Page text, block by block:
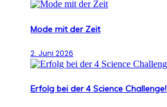
Mode mit der Zeit
2. Juni 2026
Erfolg bei der 4 Science Challenge!